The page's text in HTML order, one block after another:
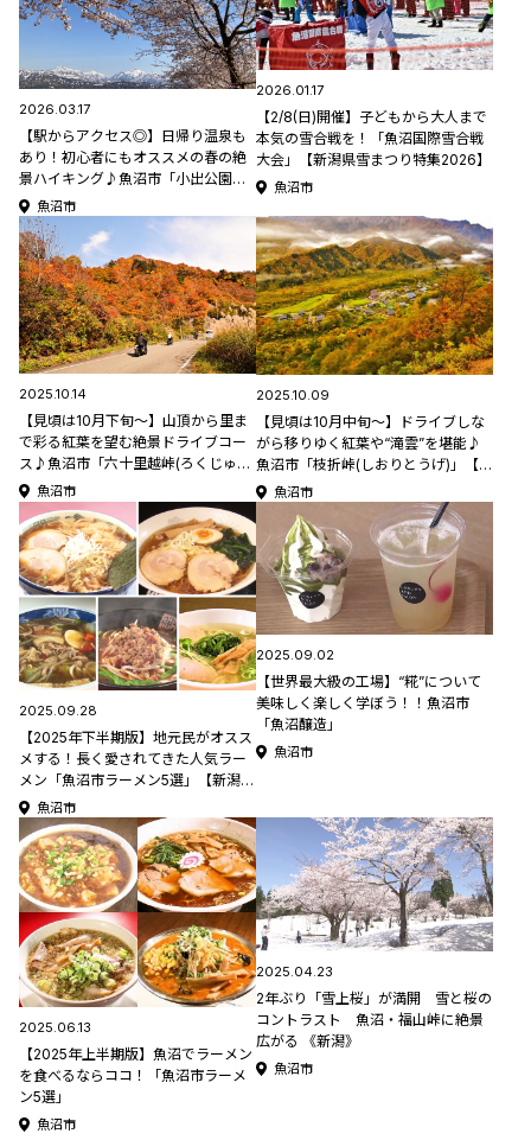
2026.03.17
【駅からアクセス◎】日帰り温泉も
あり！初心者にもオススメの春の絶
景ハイキング♪魚沼市「小出公園」
【新潟県の桜名所・お花見スポット
特集2026】
魚沼市
2026.01.17
【2/8(日)開催】子どもから大人まで
本気の雪合戦を！「魚沼国際雪合戦
大会」【新潟県雪まつり特集2026】
魚沼市
2025.10.14
【見頃は10月下旬～】山頂から里ま
で彩る紅葉を望む絶景ドライブコー
ス♪魚沼市「六十里越峠(ろくじゅう
りごえとうげ)」【新潟県の紅葉スポ
ット特集2025】
魚沼市
2025.10.09
【見頃は10月中旬～】ドライブしな
がら移りゆく紅葉や“滝雲”を堪能♪
魚沼市「枝折峠(しおりとうげ)」【新
潟県の紅葉スポット特集2025】
魚沼市
2025.09.28
【2025年下半期版】地元民がオスス
メする！長く愛されてきた人気ラー
メン「魚沼市ラーメン5選」【新潟ラ
ーメン特集2025】
魚沼市
2025.09.02
【世界最大級の工場】“糀”について
美味しく楽しく学ぼう！！魚沼市
「魚沼醸造」
魚沼市
2025.06.13
【2025年上半期版】魚沼でラーメン
を食べるならココ！「魚沼市ラーメ
ン5選」
魚沼市
2025.04.23
2年ぶり「雪上桜」が満開 雪と桜の
コントラスト 魚沼・福山峠に絶景
広がる 《新潟》
魚沼市